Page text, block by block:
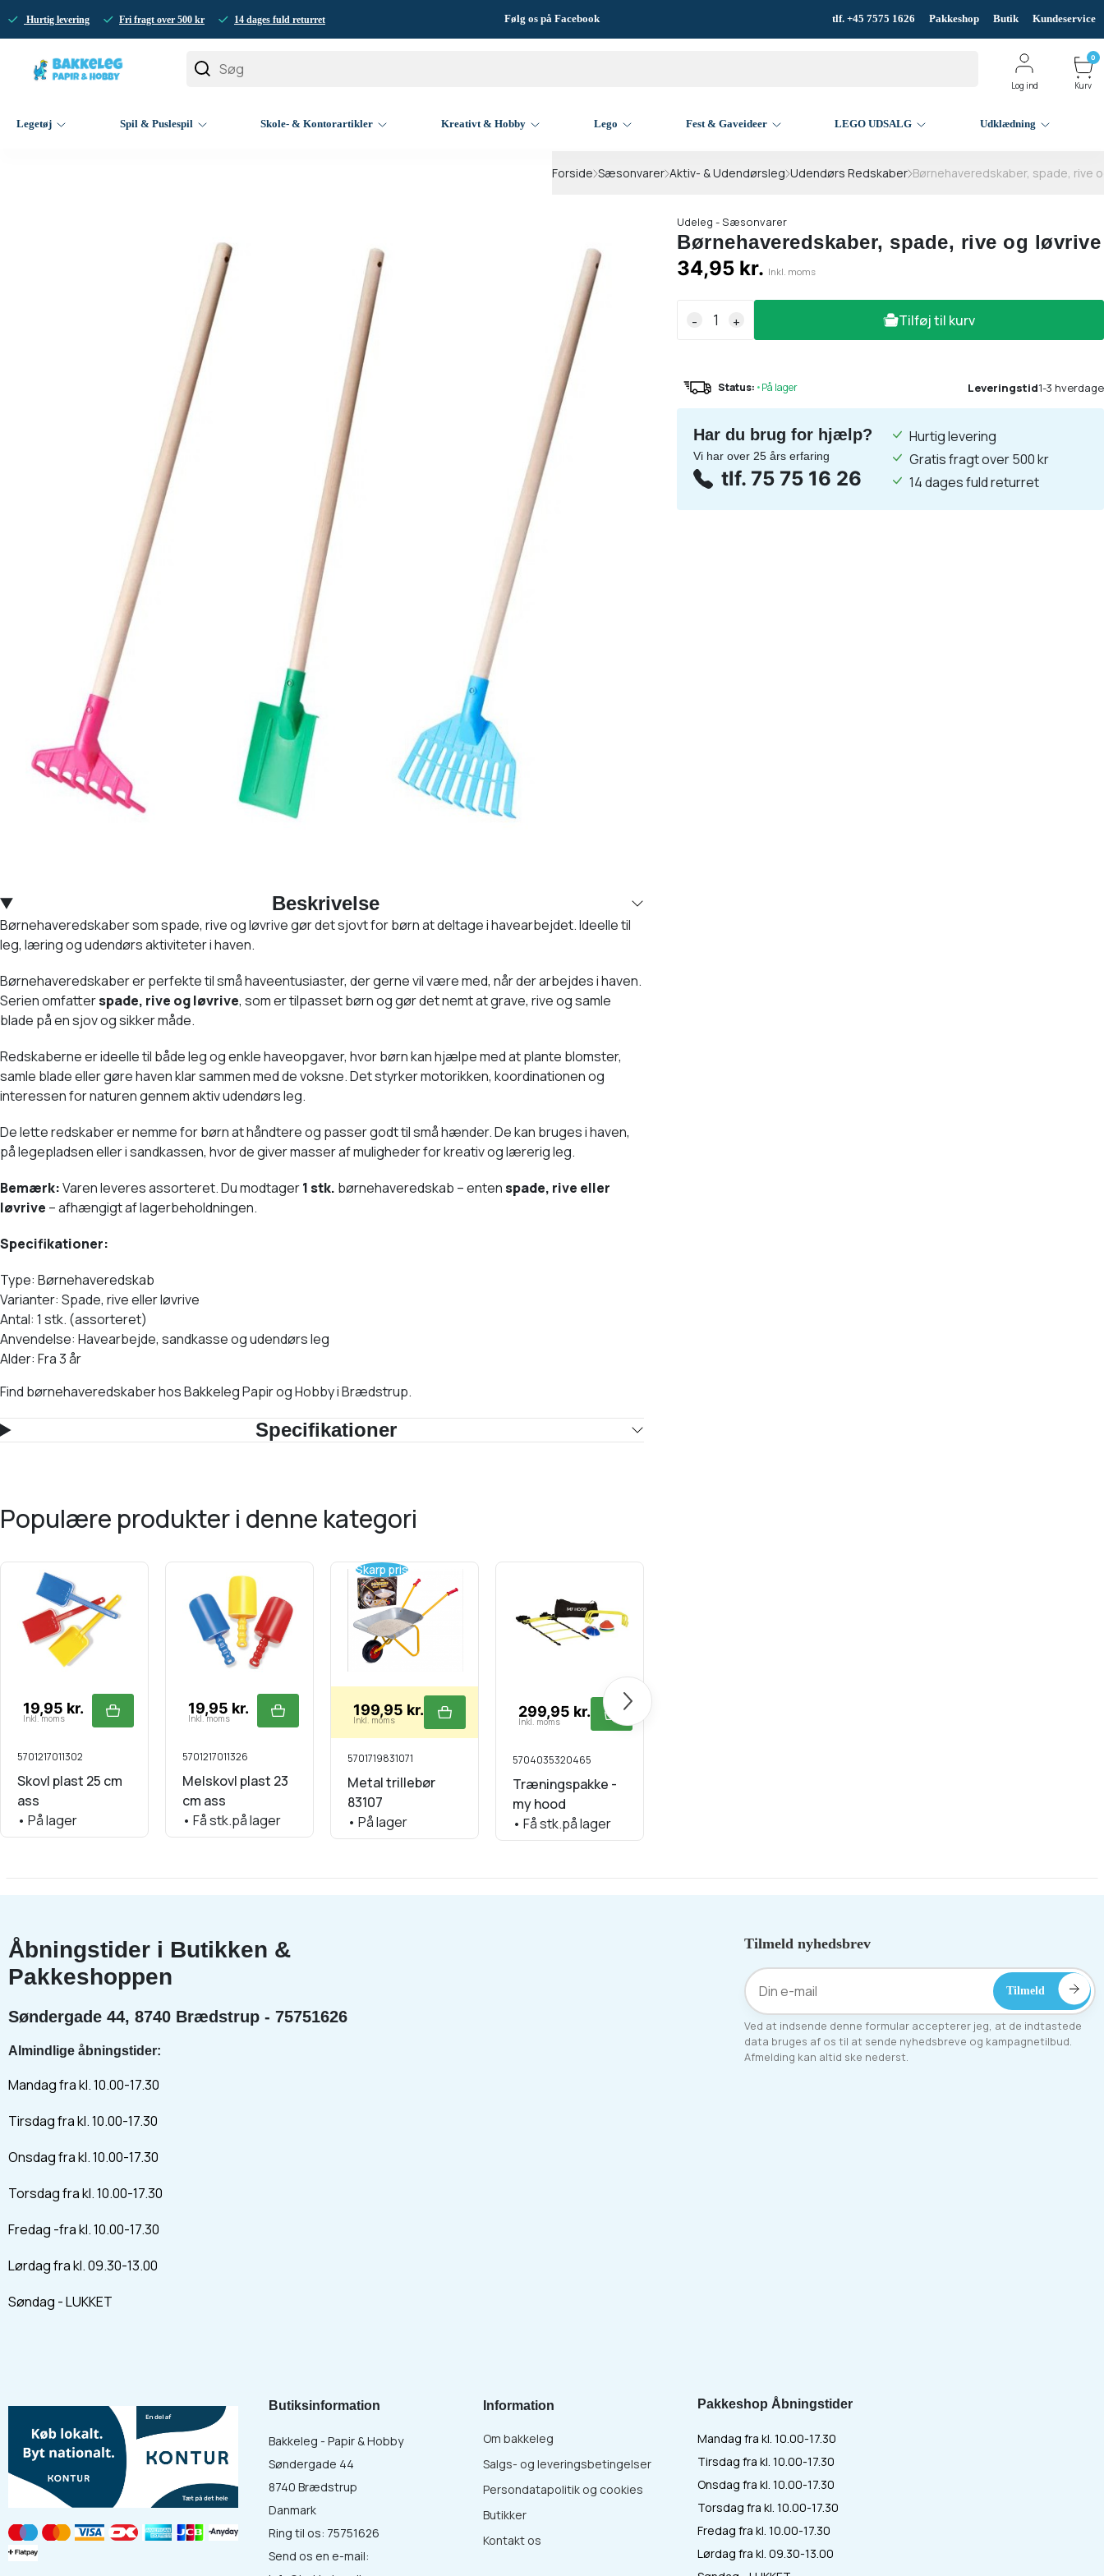
Hurtig levering Fri fragt over 500 kr 14 dages fuld returret Følg os på Facebook tlf. +45 7575 1626 Pakkeshop Butik Kundeservice
Log ind
0
Kurv
Legetøj Spil & Puslespil Skole- & Kontorartikler Kreativt & Hobby Lego Fest & Gaveideer LEGO UDSALG Udklædning
Forside Sæsonvarer Aktiv- & Udendørsleg Udendørs Redskaber Børnehaveredskaber, spade, rive
Beskrivelse
Børnehaveredskaber som spade, rive og løvrive gør det sjovt for børn at deltage i havearbejdet. Ideelle til
leg, læring og udendørs aktiviteter i haven.
Børnehaveredskaber er perfekte til små haveentusiaster, der gerne vil være med, når der arbejdes i haven.
Serien omfatterspade, rive og løvrive, som er tilpasset børn og gør det nemt at grave, rive og samle
blade på en sjov og sikker måde.
Redskaberne er ideelle til både leg og enkle haveopgaver, hvor børn kan hjælpe med at plante blomster,
samle blade eller gøre haven klar sammen med de voksne. Det styrker motorikken, koordinationen og
interessen for naturen gennem aktiv udendørs leg.
De lette redskaber er nemme for børn at håndtere og passer godt til små hænder. De kan bruges i haven,
på legepladsen eller i sandkassen, hvor de giver masser af muligheder for kreativ og lærerig leg.
Bemærk:Varen leveres assorteret. Du modtager1 stk. børnehaveredskab – entenspade, rive eller
løvrive – afhængigt af lagerbeholdningen.
Specifikationer:
Type: Børnehaveredskab
Varianter: Spade, rive eller løvrive
Antal: 1 stk. (assorteret)
Anvendelse: Havearbejde, sandkasse og udendørs leg
Alder: Fra 3 år
Find børnehaveredskaber hos Bakkeleg Papir og Hobby i Brædstrup.
Specifikationer
populære produkter i denne kategori
Næste
19,95 kr.
Inkl. moms
5701217011302
Skovl plast 25 cm
ass
• På lager
19,95 kr.
Inkl. moms
5701217011326
Melskovl plast 23
cm ass
• Få stk.på lager
Skarp pris
199,95 kr.
Inkl. moms
5701719831071
Metal trillebør
83107
• På lager
299,95 kr.
Inkl. moms
5704035320465
Træningspakke -
my hood
• Få stk.på lager
Udeleg - Sæsonvarer
Børnehaveredskaber, spade, rive og løvrive
34,95 kr. Inkl. moms
- + Tilføj til kurv
Status: •På lager Leveringstid1-3 hverdage
Har du brug for hjælp?
Vi har over 25 års erfaring
tlf. 75 75 16 26
Hurtig levering
Gratis fragt over 500 kr
14 dages fuld returret
Åbningstider i Butikken &
Pakkeshoppen
Søndergade 44, 8740 Brædstrup - 75751626
Almindlige åbningstider:
Mandag fra kl. 10.00-17.30
Tirsdag fra kl. 10.00-17.30
Onsdag fra kl. 10.00-17.30
Torsdag fra kl. 10.00-17.30
Fredag -fra kl. 10.00-17.30
Lørdag fra kl. 09.30-13.00
Søndag - LUKKET
Tilmeld nyhedsbrev
Ved at indsende denne formular accepterer jeg, at de indtastede
data bruges af os til at sende nyhedsbreve og kampagnetilbud.
Afmelding kan altid ske nederst.
Pakkeshop Åbningstider
Mandag fra kl. 10.00-17.30
Tirsdag fra kl. 10.00-17.30
Onsdag fra kl. 10.00-17.30
Torsdag fra kl. 10.00-17.30
Fredag fra kl. 10.00-17.30
Lørdag fra kl. 09.30-13.00
Butiksinformation
Bakkeleg - Papir & Hobby
Søndergade 44
8740 Brædstrup
Danmark
Ring til os: 75751626
Send os en e-mail:
Information
Om bakkeleg
Salgs- og leveringsbetingelser
Persondatapolitik og cookies
Butikker
Kontakt os